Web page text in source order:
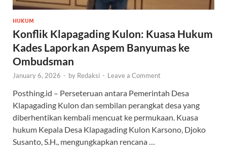
HUKUM
Konflik Klapagading Kulon: Kuasa Hukum
Kades Laporkan Aspem Banyumas ke
Ombudsman
January 6, 2026 - by Redaksi - Leave a Comment
Posthing.id – Perseteruan antara Pemerintah Desa
Klapagading Kulon dan sembilan perangkat desa yang
diberhentikan kembali mencuat ke permukaan. Kuasa
hukum Kepala Desa Klapagading Kulon Karsono, Djoko
Susanto, S.H., mengungkapkan rencana …